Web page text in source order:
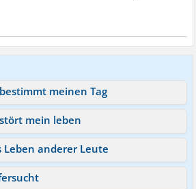
meinen Tag
mein leben
Leben anderer Leute